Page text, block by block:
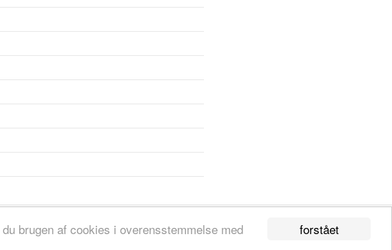
forstået
brugen af cookies i overensstemmelse med